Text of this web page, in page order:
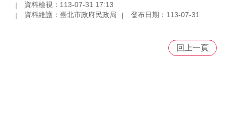
資料檢視：113-07-31 17:13
資料維護：臺北市政府民政局
發布日期：113-07-31
回上一頁